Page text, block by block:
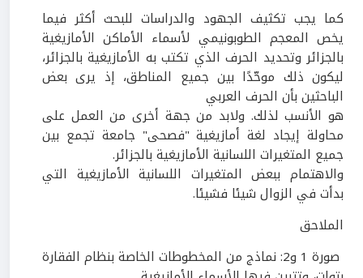
كما يجب تكثيف الجهود والدراسات للبحث أكثر فيما
يخص المعجم الطوبونيمي لأسماء الأماكن الأمازيغية
بالجزائر وتحديد الحرف الذي تكتب به الأمازيغية بالجزائر،
ليكون ذلك موحّدًا بين جميع المناطق، إذ يرى بعض
الباحثين بأن الحرف العربي
هو الأنسب لذلك. ولابد من جهة أخرى من العمل على
محاولة إيجاد لغة أمازيغية "فصحى" جامعة تجمع بين
جميع المتغيرات اللسانية الأمازيغية بالجزائر.
والاهتمام ببعض المتغيرات اللسانية الأمازيغية التي
بدأت في الزوال شيئا فشيئا.
الملاحق
صورة 1 و2: نماذج من المخطوطات الخاصة بنظام الفقارة